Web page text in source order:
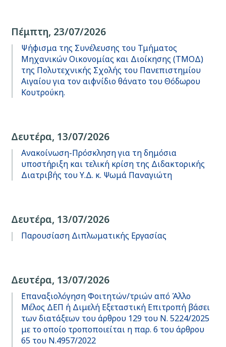
Πέμπτη, 23/07/2026
Ψήφισμα της Συνέλευσης του Τμήματος
Μηχανικών Οικονομίας και Διοίκησης (ΤΜΟΔ)
της Πολυτεχνικής Σχολής του Πανεπιστημίου
Αιγαίου για τον αιφνίδιο θάνατο του Θόδωρου
Κουτρούκη.
Δευτέρα, 13/07/2026
Ανακοίνωση-Πρόσκληση για τη δημόσια
υποστήριξη και τελική κρίση της Διδακτορικής
Διατριβής του Υ.Δ. κ. Ψωμά Παναγιώτη
Δευτέρα, 13/07/2026
Παρουσίαση Διπλωματικής Εργασίας
Δευτέρα, 13/07/2026
Επαναξιολόγηση Φοιτητών/τριών από Άλλο
Μέλος ΔΕΠ ή Διμελή Εξεταστική Επιτροπή βάσει
των διατάξεων του άρθρου 129 του Ν. 5224/2025
με το οποίο τροποποιείται η παρ. 6 του άρθρου
65 του Ν.4957/2022